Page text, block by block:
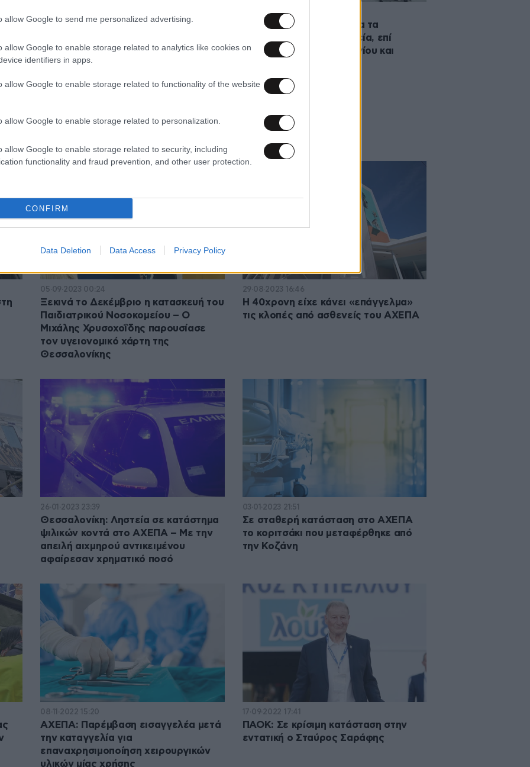
allow Google to send me personalized advertising.
allow Google to enable storage related to analytics like cookies on
identifiers in apps.
allow Google to enable storage related to functionality of the website
allow Google to enable storage related to personalization.
allow Google to enable storage related to security, including
functionality and fraud prevention, and other user protection.
CONFIRM
Data Deletion Data Access Privacy Policy
08·01·2025 18:47
τον 3ο όροφο πολυκατοικίας στη
12·03·2024 08:30
Πρεμιέρα κάνουν σήμερα τα
απογευματινά χειρουργεία, επί
πληρωμή, σε Παπαγεωργίου και
05·09·2023 00:24
Ξεκινά το Δεκέμβριο η κατασκευή του
Παιδιατρικού Νοσοκομείου – Ο
Μιχάλης Χρυσοχοΐδης παρουσίασε
τον υγειονομικό χάρτη της
Θεσσαλονίκης
29·08·2023 16:46
Η 40χρονη είχε κάνει «επάγγελμα»
τις κλοπές από ασθενείς του ΑΧΕΠΑ
26·01·2023 23:39
Θεσσαλονίκη: Ληστεία σε κατάστημα
ψιλικών κοντά στο ΑΧΕΠΑ – Με την
απειλή αιχμηρού αντικειμένου
αφαίρεσαν χρηματικό ποσό
03·01·2023 21:51
Σε σταθερή κατάσταση στο ΑΧΕΠΑ
το κοριτσάκι που μεταφέρθηκε από
την Κοζάνη
08·11·2022 15:20
ΑΧΕΠΑ: Παρέμβαση εισαγγελέα μετά
την καταγγελία για
επαναχρησιμοποίηση χειρουργικών
υλικών μίας χρήσης
17·09·2022 17:41
ΠΑΟΚ: Σε κρίσιμη κατάσταση στην
εντατική ο Σταύρος Σαράφης